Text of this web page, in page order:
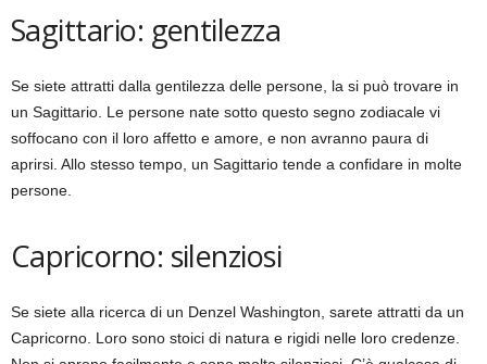
Sagittario: gentilezza
Se siete attratti dalla gentilezza delle persone, la si può trovare in
un Sagittario. Le persone nate sotto questo segno zodiacale vi
soffocano con il loro affetto e amore, e non avranno paura di
aprirsi. Allo stesso tempo, un Sagittario tende a confidare in molte
persone.
Capricorno: silenziosi
Se siete alla ricerca di un Denzel Washington, sarete attratti da un
Capricorno. Loro sono stoici di natura e rigidi nelle loro credenze.